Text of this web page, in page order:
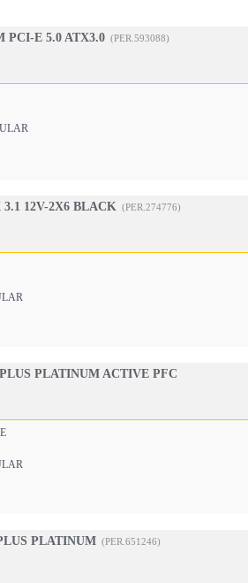
PCI-E 5.0 ATX3.0 (PER.593088)
12V-2X6 BLACK (PER.274776)
PLATINUM ACTIVE PFC
PLATINUM (PER.651246)